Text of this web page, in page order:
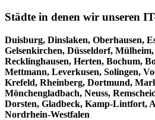
Städte in denen wir unseren
Duisburg, Dinslaken, Oberhausen,
Gelsenkirchen, Düsseldorf,
Recklinghausen, Herten, Bochum,
Mettmann, Leverkusen, Solingen,
Krefeld, Rheinberg, Dortmund,
Mönchengladbach, Neuss,
Dorsten, Gladbeck, Kamp-Lintfort,
Nordrhein-Westfalen